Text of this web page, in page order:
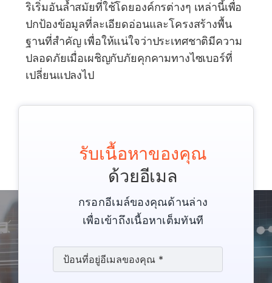
ริเริ่มอันล้ำสมัยที่ใช้โดยองค์กรต่างๆ เหล่านี้เพื่อ
ปกป้องข้อมูลที่ละเอียดอ่อนและโครงสร้างพื้น
ฐานที่สำคัญ เพื่อให้แน่ใจว่าประเทศชาติมีความ
ปลอดภัยเมื่อเผชิญกับภัยคุกคามทางไซเบอร์ที่
เปลี่ยนแปลงไป
รับเนื้อหาของคุณ
ด้วยอีเมล
กรอกอีเมล์ของคุณด้านล่าง
เพื่อเข้าถึงเนื้อหาเต็มทันที